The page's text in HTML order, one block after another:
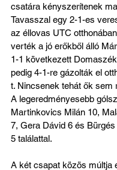
csatára kényszerítenek
Tavasszal egy 2-1-es
az éllovas UTC
verték a jó erőkből álló
1-1 következett
pedig 4-1-re gázolták el
t. Nincsenek tehát ők sem
A legeredményesebb
Martinkovics Milán 10,
7, Gera Dávid 6 és
5 találattal.
A két csapat közös múltja